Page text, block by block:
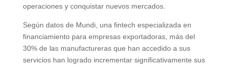
operaciones y conquistar nuevos mercados.
Según datos de Mundi, una fintech especializada en
financiamiento para empresas exportadoras, más del
30% de las manufactureras que han accedido a sus
servicios han logrado incrementar significativamente sus